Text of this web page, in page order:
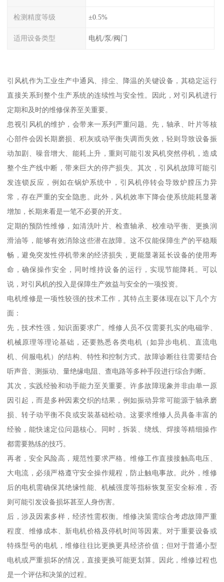
检测精度等级 ±0.5%
适用设备类型 电机/泵/阀门
引风机作为工业生产中通风、排尘、降温的关键设备，其稳定运行
直接关系到整个生产系统的连续性与安全性。因此，对引风机进行
定期和及时的维修保养至关重要。
忽视引风机的维护，会带来一系列严重问题。先，轴承、叶片等核
心部件会因长期磨损、积灰或动平衡失调而失效，轻则导致设备振
动加剧、噪音增大、能耗上升，重则可能引发风机突然停机，造成
整个生产线中断，带来巨大的停产损失。其次，引风机故障可能引
发连锁反应，例如在锅炉系统中，引风机停转会导致炉膛压力异
常，存在严重的安全隐患。此外，风机效率下降会使系统能耗显著
增加，长期来看是一笔不必要的开支。
定期的预防性维修，如清洗叶片、检查轴承、校准动平衡、更换润
滑油等，能够有效消除这些潜在故障。这不仅能保障生产的平稳顺
畅，避免突发性停机带来的经济损失，更能显著延长设备的使用寿
命，确保操作安全，同时维持设备的运行，实现节能降耗。可以
说，对引风机的投入是保障生产效益与安全的一项投资。
电机维修是一项性较强的技术工作，其特点主要体现在以下几个方
面：
先，技术性强，知识面要求广。维修人员不仅需要扎实的电磁学、
机械原理等理论基础，还要熟悉各类电机（如异步电机、直流电
机、伺服电机）的结构、特性和控制方式。故障诊断往往需要结合
听声音、测振动、量绝缘电阻、查电路等多种手段进行综合判断。
其次，实践经验和动手能力至关重要。许多故障现象并非由单一原
因引起，而是多种因素交织的结果，例如振动异常可能源于轴承磨
损、转子动平衡不良或安装基础松动。这要求维修人员具备丰富的
经验，能快速定位问题核心。同时，拆装、绕线、焊接等精细操作
都需要熟练的技巧。
再者，安全风险高，规范性要求严格。维修工作直接接触高电压、
大电流，必须严格遵守安全操作规程，防止触电事故。此外，维修
后的电机需确保其绝缘性能、机械强度等指标恢复至安全标准，否
则可能引发设备损坏甚至人身伤害。
后，涉及因素多样，经济性需权衡。维修决策需综合考虑故障严重
程度、维修成本、新电机价格及停机时间等因素。对于重要设备或
特殊型号的电机，维修往往比更换更具经济价值；但对于普通小型
电机或严重损坏的情况，直接更换可能更划算。因此，维修过程也
是一个评估和决策的过程。